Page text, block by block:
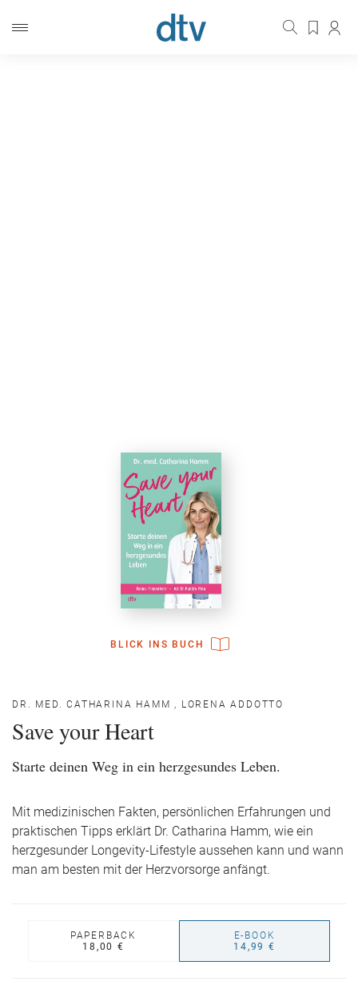
BLICK INS BUCH
DR. MED. CATHARINA HAMM , LORENA ADDOTTO
Save your Heart
Starte deinen Weg in ein herzgesundes Leben.
Mit medizinischen Fakten, persönlichen Erfahrungen und
praktischen Tipps erklärt Dr. Catharina Hamm, wie ein
herzgesunder Longevity-Lifestyle aussehen kann und wann
man am besten mit der Herzvorsorge anfängt.
PAPERBACK
18,00 €
E-BOOK
14,99 €